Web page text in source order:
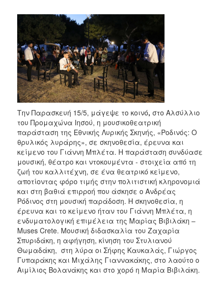
Την Παρασκευή 15/5, μάγεψε το κοινό, στο Αλσύλλιο
του Προμαχώνα Ιησού, η μουσικοθεατρική
παράσταση της Εθνικής Λυρικής Σκηνής, «Ροδινός: O
θρυλικός λυράρης», σε σκηνοθεσία, έρευνα και
κείμενο του Γιάννη Μπλέτα. Η παράσταση συνδύασε
μουσική, θέατρο και ντοκουμέντα - στοιχεία από τη
ζωή του καλλιτέχνη, σε ένα θεατρικό κείμενο,
αποτίοντας φόρο τιμής στην πολιτιστική κληρονομιά
και στη βαθιά επιρροή που άσκησε ο Ανδρέας
Ρόδινος στη μουσική παράδοση. Η σκηνοθεσία, η
έρευνα και το κείμενο ήταν του Γιάννη Μπλέτα, η
ενδυματολογική επιμέλεια της Μαρίας Βιβιλάκη –
Muses Crete. Μουσική διδασκαλία του Ζαχαρία
Σπυριδάκη, η αφήγηση, κίνηση του Στυλιανού
Θωμαδάκη, στη λύρα οι Σήφης Καυκαλάς, Γιώργος
Γυπαράκης και Μιχάλης Γιαννακάκης, στο λαούτο ο
Αιμίλιος Βολανάκης και στο χορό η Μαρία Βιβιλάκη.